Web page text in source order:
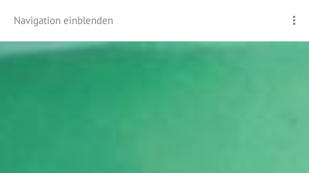
Navigation einblenden